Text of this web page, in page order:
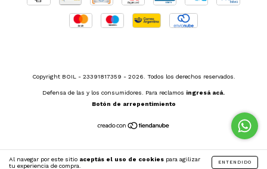
Al navegar por este sitio aceptás el uso de cookies para agilizar
tu experiencia de compra.
ENTENDIDO
Copyright BOIL - 23391817359 - 2026. Todos los derechos reservados.
Defensa de las y los consumidores. Para reclamos ingresá acá.
Botón de arrepentimiento